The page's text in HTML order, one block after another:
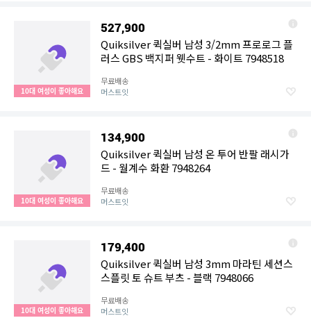
10대 여성이 좋아해요
527,900
Quiksilver 퀵실버 남성 3/2mm 프로로그 플
러스 GBS 백지퍼 웻수트 - 화이트 7948518
무료배송
머스트잇
10대 여성이 좋아해요
134,900
Quiksilver 퀵실버 남성 온 투어 반팔 래시가
드 - 월계수 화환 7948264
무료배송
머스트잇
10대 여성이 좋아해요
179,400
Quiksilver 퀵실버 남성 3mm 마라틴 세션스
스플릿 토 슈트 부츠 - 블랙 7948066
무료배송
머스트잇